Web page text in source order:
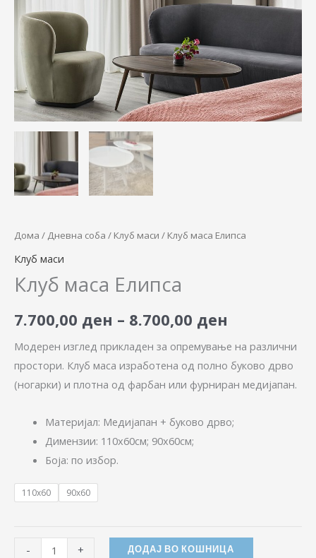
Дома / Дневна соба / Клуб маси / Клуб маса Елипса
Клуб маси
Клуб маса Елипса
7.700,00 ден – 8.700,00 ден
Модерен изглед прикладен за опремување на различни
простори. Клуб маса изработена од полно буково дрво
(ногарки) и плотна од фарбан или фурниран медијапан.
Материјал: Медијапан + буково дрво;
Димензии: 110х60см; 90х60см;
Боја: по избор.
110x60 90x60
- + ДОДАЈ ВО КОШНИЦА